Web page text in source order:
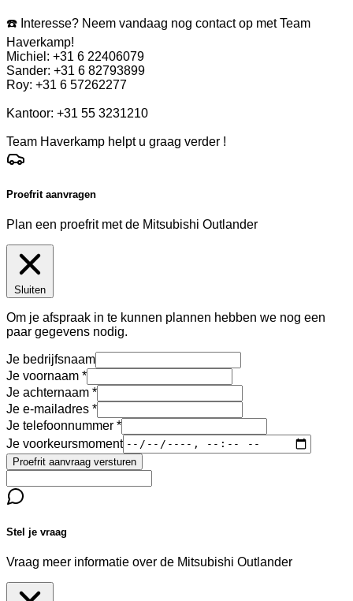
☎️ Interesse? Neem vandaag nog contact op met Team
Haverkamp!
Michiel: +31 6 22406079
Sander: +31 6 82793899
Roy: +31 6 57262277
Kantoor: +31 55 3231210
Team Haverkamp helpt u graag verder !
Proefrit aanvragen
Plan een proefrit met de Mitsubishi Outlander
Sluiten
Om je afspraak in te kunnen plannen hebben we nog een
paar gegevens nodig.
Je bedrijfsnaam
Je voornaam
Je achternaam
Je e-mailadres
Je telefoonnummer
Je voorkeursmoment
Proefrit aanvraag versturen
Stel je vraag
Vraag meer informatie over de Mitsubishi Outlander